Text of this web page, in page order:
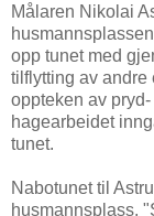
Målaren Nikolai
opp tunet med
tilflytting av andre
oppteken av
hagearbeidet
tunet.
Nabotunet til
husmannsplass.